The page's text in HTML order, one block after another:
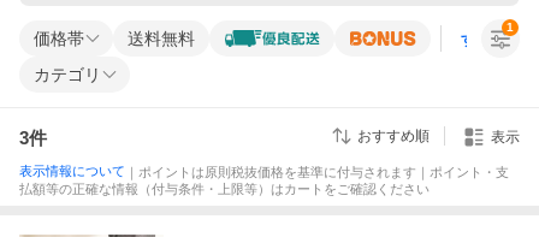
価格帯 送料無料 すべての条
カテゴリ
1
3件 おすすめ順 表示
表示情報について ｜ポイントは原則税抜価格を基準に付与されます｜ポイント・支
払額等の正確な情報（付与条件・上限等）はカートをご確認ください